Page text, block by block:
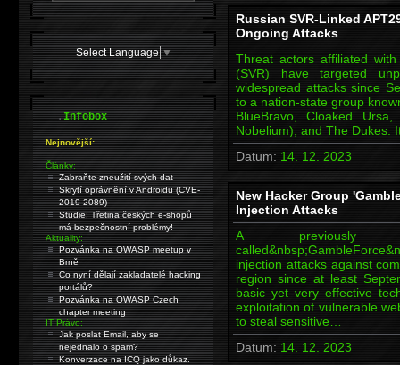
Russian SVR-Linked
Ongoing Attacks
Threat actors affiliated
(SVR) have targeted
widespread attacks since
to a nation-state group
BlueBravo, Cloaked
Nobelium), and The
Datum: 14. 12. 2023
New Hacker Group
Injection Attacks
A previously
injection attacks against
region since at least
basic yet very effective
exploitation of vulnerable
to steal sensitive…
Datum: 14. 12. 2023
Select Language ▼
.Infobox
Nejnovější:
Články:
Zabraňte zneužití svých dat
Skrytí oprávnění v Androidu (CVE-
2019-2089)
Studie: Třetina českých e-shopů
má bezpečnostní problémy!
Aktuality:
Pozvánka na OWASP meetup v
Brně
Co nyní dělají zakladatelé hacking
portálů?
Pozvánka na OWASP Czech
chapter meeting
IT Právo:
Jak poslat Email, aby se
nejednalo o spam?
Konverzace na ICQ jako důkaz.